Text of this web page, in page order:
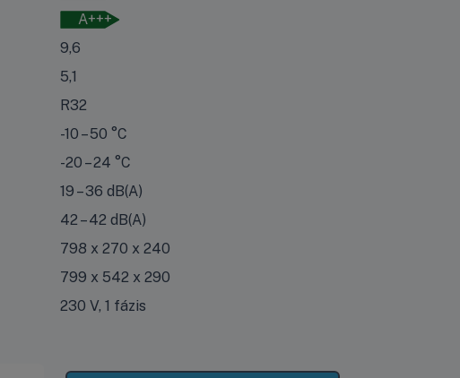
A+++
9,6
5,1
R32
-10 – 50 °C
-20 – 24 °C
19 – 36 dB(A)
42 – 42 dB(A)
798 x 270 x 240
799 x 542 x 290
230 V, 1 fázis